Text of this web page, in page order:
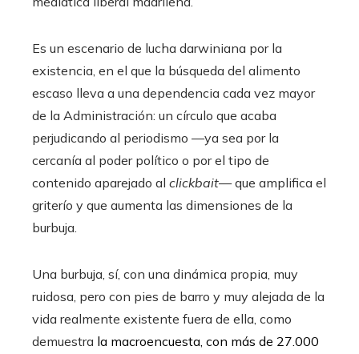
Es un escenario de lucha darwiniana por la
existencia, en el que la búsqueda del alimento
escaso lleva a una dependencia cada vez mayor
de la Administración: un círculo que acaba
perjudicando al periodismo —ya sea por la
cercanía al poder político o por el tipo de
contenido aparejado al clickbait— que amplifica el
griterío y que aumenta las dimensiones de la
burbuja.
Una burbuja, sí, con una dinámica propia, muy
ruidosa, pero con pies de barro y muy alejada de la
vida realmente existente fuera de ella, como
demuestra la macroencuesta, con más de 27.000